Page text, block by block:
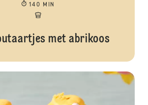
140 MIN
met abrikoos